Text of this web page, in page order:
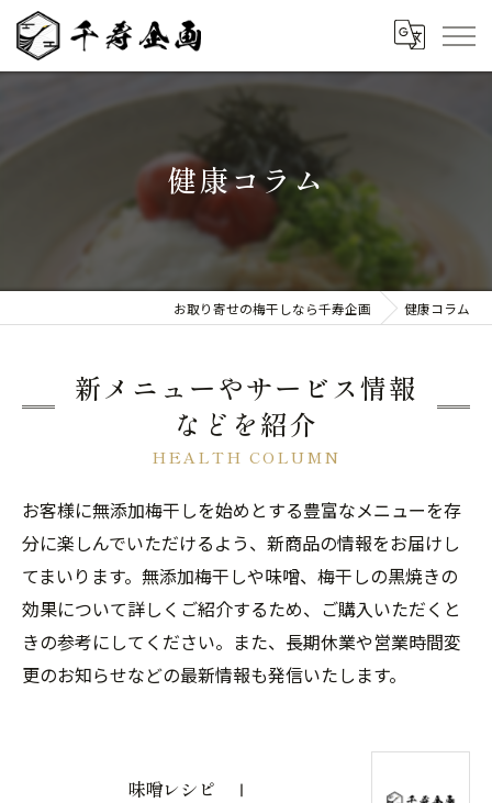
健康コラム
お取り寄せの梅干しなら千寿企画 健康コラム
新メニューやサービス情報
などを紹介
HEALTH COLUMN
お客様に無添加梅干しを始めとする豊富なメニューを存
分に楽しんでいただけるよう、新商品の情報をお届けし
てまいります。無添加梅干しや味噌、梅干しの黒焼きの
効果について詳しくご紹介するため、ご購入いただくと
きの参考にしてください。また、長期休業や営業時間変
更のお知らせなどの最新情報も発信いたします。
味噌レシピ Ⅰ